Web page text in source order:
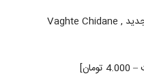
دانلود فیلمهای دهه هشتاد , دانلود فیلم جدید , Vaghte Chidane